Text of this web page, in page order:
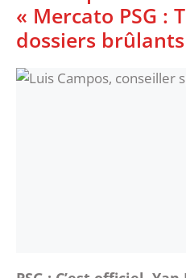
« Mercato PSG :
dossiers